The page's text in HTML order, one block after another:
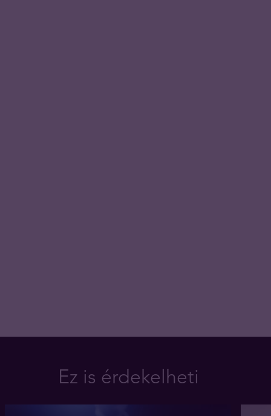
Ez is érdekelheti